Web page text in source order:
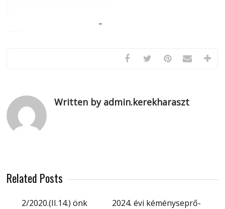
Written by admin.kerekharaszt
Related Posts
2/2020.(II.14.) önk
2024. évi kéményseprő-